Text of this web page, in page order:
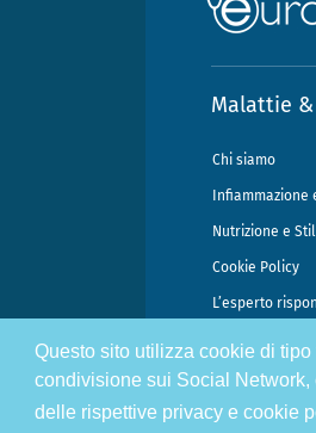
Questo sito utilizza cookie di
condivisione sui Social
delle rispettive privacy e cookie
Malattie
Chi siamo
Infiammazione
Nutrizione e
Cookie Policy
L’esperto
@2026 - Gek Srl,